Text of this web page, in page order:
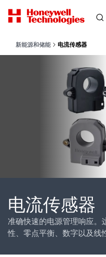
新能源和储能 电流传感器
电流传感器
准确快速的电源管理响应。
性、零点平衡、数字以及线